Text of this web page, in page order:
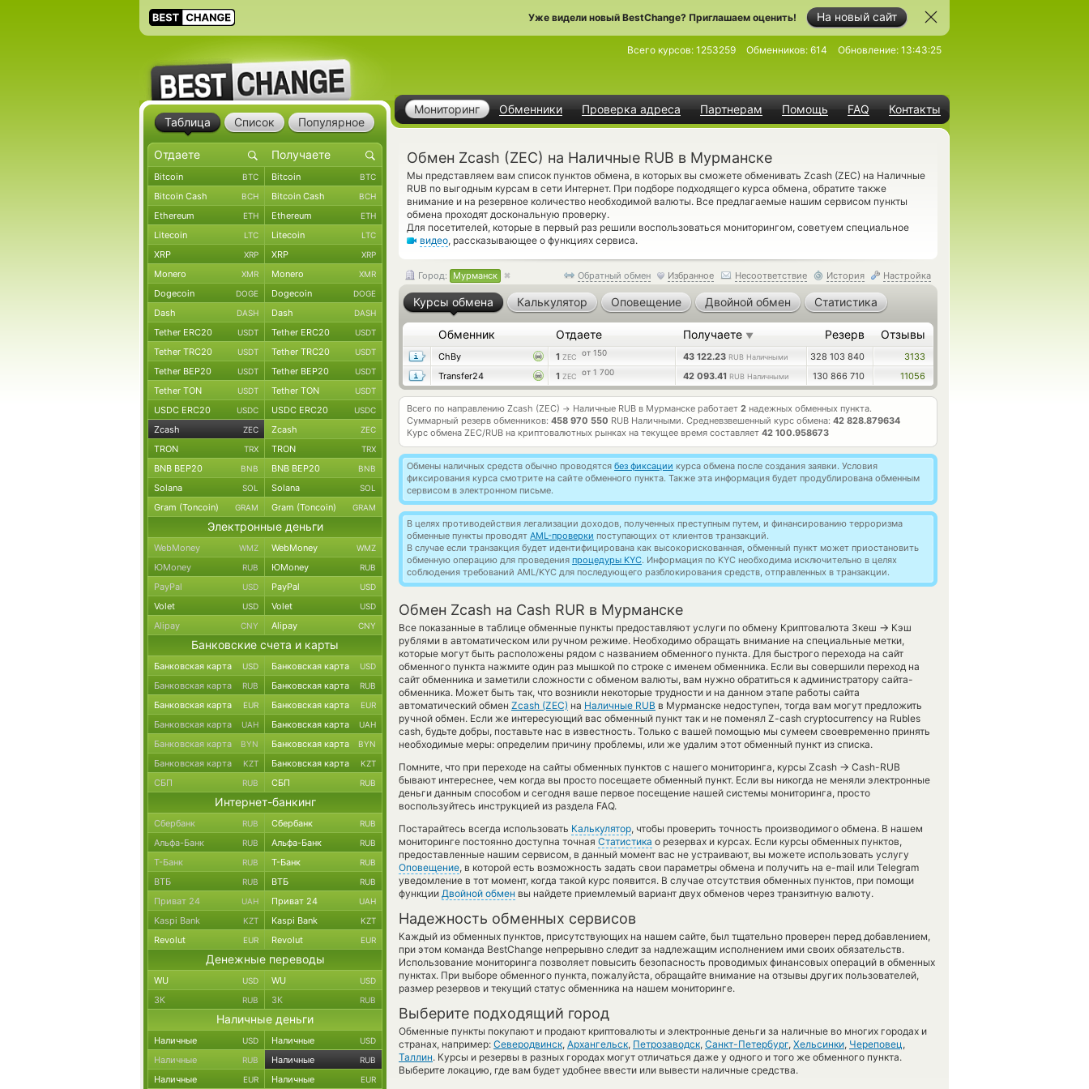
На новый сайт
Уже видели новый BestChange? Приглашаем оценить!
Мониторинг Обменники Проверка адреса Партнерам Помощь FAQ Контакты
Всего курсов: 1253259 Обменников: 614 Обновление: 13:43:25
Обмен Zcash (ZEC) на Наличные RUB в Мурманске
Мы представляем вам список пунктов обмена, в которых вы сможете обменивать Zcash (ZEC) на Наличные
RUB по выгодным курсам в сети Интернет. При подборе подходящего курса обмена, обратите также
внимание и на резервное количество необходимой валюты. Все предлагаемые нашим сервисом пункты
обмена проходят доскональную проверку.
Для посетителей, которые в первый раз решили воспользоваться мониторингом, советуем специальное
видео, рассказывающее о функциях сервиса.
Обратный обмен Избранное Несоответствие История Настройка
Город: Мурманск
Курсы обмена Калькулятор Оповещение Двойной обмен Статистика
Обменник Отдаете Получаете ▼ Резерв Отзывы
ChBy 1 ZEC от 150 43 122.23 RUB Наличными 328 103 840
3133
Transfer24
1 ZEC от 1 700 42 093.41 RUB Наличными 130 866 710 11056
Всего по направлению Zcash (ZEC) → Наличные RUB в Мурманске работает 2 надежных обменных пункта.
Суммарный резерв обменников: 458 970 550 RUB Наличными. Средневзвешенный курс обмена: 42 828.879634
Курс обмена ZEC/RUB на криптовалютных рынках на текущее время составляет 42 100.958673
Обмены наличных средств обычно проводятся без фиксации курса обмена после создания заявки. Условия
фиксирования курса смотрите на сайте обменного пункта. Также эта информация будет продублирована обменным
сервисом в электронном письме.
В целях противодействия легализации доходов, полученных преступным путем, и финансированию терроризма
обменные пункты проводят AML-проверки поступающих от клиентов транзакций.
В случае если транзакция будет идентифицирована как высокорискованная, обменный пункт может приостановить
обменную операцию для проведения процедуры KYC. Информация по KYC необходима исключительно в целях
соблюдения требований AML/KYC для последующего разблокирования средств, отправленных в транзакции.
Обмен Zcash на Cash RUR в Мурманске
Все показанные в таблице обменные пункты предоставляют услуги по обмену Криптовалюта Зкеш → Кэш
рублями в автоматическом или ручном режиме. Необходимо обращать внимание на специальные метки,
которые могут быть расположены рядом с названием обменного пункта. Для быстрого перехода на сайт
обменного пункта нажмите один раз мышкой по строке с именем обменника. Если вы совершили переход на
сайт обменника и заметили сложности с обменом валюты, вам нужно обратиться к администратору сайта-
обменника. Может быть так, что возникли некоторые трудности и на данном этапе работы сайта
автоматический обмен Zcash (ZEC) на Наличные RUB в Мурманске недоступен, тогда вам могут предложить
ручной обмен. Если же интересующий вас обменный пункт так и не поменял Z-cash cryptocurrency на Rubles
cash, будьте добры, поставьте нас в известность. Только с вашей помощью мы сумеем своевременно принять
необходимые меры: определим причину проблемы, или же удалим этот обменный пункт из списка.
Помните, что при переходе на сайты обменных пунктов с нашего мониторинга, курсы Zcash → Cash-RUB
бывают интереснее, чем когда вы просто посещаете обменный пункт. Если вы никогда не меняли электронные
деньги данным способом и сегодня ваше первое посещение нашей системы мониторинга, просто
воспользуйтесь инструкцией из раздела FAQ.
Постарайтесь всегда использовать Калькулятор, чтобы проверить точность производимого обмена. В нашем
мониторинге постоянно доступна точная Статистика о резервах и курсах. Если курсы обменных пунктов,
предоставленные нашим сервисом, в данный момент вас не устраивают, вы можете использовать услугу
Оповещение, в которой есть возможность задать свои параметры обмена и получить на e-mail или Telegram
уведомление в тот момент, когда такой курс появится. В случае отсутствия обменных пунктов, при помощи
функции Двойной обмен вы найдете приемлемый вариант двух обменов через транзитную валюту.
Надежность обменных сервисов
Каждый из обменных пунктов, присутствующих на нашем сайте, был тщательно проверен перед добавлением,
при этом команда BestChange непрерывно следит за надлежащим исполнением ими своих обязательств.
Использование мониторинга позволяет повысить безопасность проводимых финансовых операций в обменных
пунктах. При выборе обменного пункта, пожалуйста, обращайте внимание на отзывы других пользователей,
размер резервов и текущий статус обменника на нашем мониторинге.
Выберите подходящий город
Обменные пункты покупают и продают криптовалюты и электронные деньги за наличные во многих городах и
странах, например: Северодвинск, Архангельск, Петрозаводск, Санкт-Петербург, Хельсинки, Череповец,
Таллин. Курсы и резервы в разных городах могут отличаться даже у одного и того же обменного пункта.
Выберите локацию, где вам будет удобнее ввести или вывести наличные средства.
Таблица Список Популярное
Bitcoin BTC Bitcoin BTC
Bitcoin Cash BCH Bitcoin Cash BCH
Ethereum ETH Ethereum ETH
Litecoin LTC Litecoin LTC
XRP XRP XRP XRP
Monero XMR Monero XMR
Dogecoin DOGE Dogecoin DOGE
Dash DASH Dash DASH
Tether ERC20 USDT Tether ERC20 USDT
Tether TRC20 USDT Tether TRC20 USDT
Tether BEP20 USDT Tether BEP20 USDT
Tether TON USDT Tether TON USDT
USDC ERC20 USDC USDC ERC20 USDC
Zcash ZEC Zcash ZEC
TRON TRX TRON TRX
BNB BEP20 BNB BNB BEP20 BNB
Solana SOL Solana SOL
Gram (Toncoin) GRAM Gram (Toncoin) GRAM
Электронные деньги
WebMoney WMZ WebMoney WMZ
ЮMoney RUB ЮMoney RUB
PayPal USD PayPal USD
Volet USD Volet USD
Alipay CNY Alipay CNY
Банковские счета и карты
Банковская карта USD Банковская карта USD
Банковская карта RUB Банковская карта RUB
Банковская карта EUR Банковская карта EUR
Банковская карта UAH Банковская карта UAH
Банковская карта BYN Банковская карта BYN
Банковская карта KZT Банковская карта KZT
СБП RUB СБП RUB
Интернет-банкинг
Сбербанк RUB Сбербанк RUB
Альфа-Банк RUB Альфа-Банк RUB
Т-Банк RUB Т-Банк RUB
ВТБ RUB ВТБ RUB
Приват 24 UAH Приват 24 UAH
Kaspi Bank KZT Kaspi Bank KZT
Revolut EUR Revolut EUR
Денежные переводы
WU USD WU USD
ЗК RUB ЗК RUB
Наличные деньги
Наличные USD Наличные USD
Наличные RUB Наличные RUB
Наличные EUR Наличные EUR